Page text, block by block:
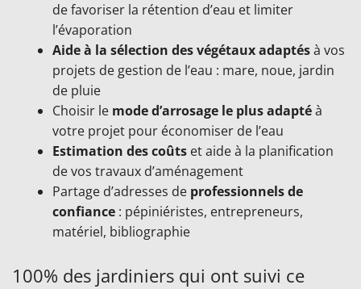
de favoriser la rétention d’eau et limiter
l’évaporation
Aide à la sélection des végétaux adaptésà vos
projets de gestion de l’eau : mare, noue, jardin
de pluie
Choisir le mode d’arrosage le plus adaptéà
votre projet pour économiser de l’eau
Estimation des coûts et aide à la planification
de vos travaux d’aménagement
Partage d’adresses de professionnels de
confiance : pépiniéristes, entrepreneurs,
matériel, bibliographie
100% des jardiniers qui ont suivi ce